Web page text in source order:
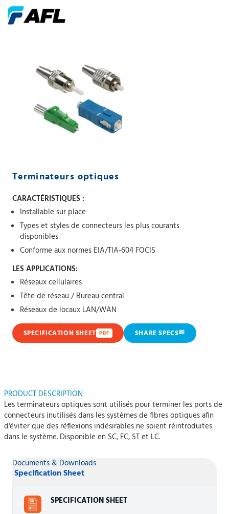
Terminateurs optiques
CARACTÉRISTIQUES :
Installable sur place
Types et styles de connecteurs les plus courants
disponibles
Conforme aux normes EIA/TIA-604 FOCIS
LES APPLICATIONS:
Réseaux cellulaires
Tête de réseau / Bureau central
Réseaux de locaux LAN/WAN
SPECIFICATION SHEET PDF SHARE SPECS✉
PRODUCT DESCRIPTION
Les terminateurs optiques sont utilisés pour terminer les ports de
connecteurs inutilisés dans les systèmes de fibres optiques afin
d'éviter que des réflexions indésirables ne soient réintroduites
dans le système. Disponible en SC, FC, ST et LC.
Documents & Downloads
Specification Sheet
SPECIFICATION SHEET